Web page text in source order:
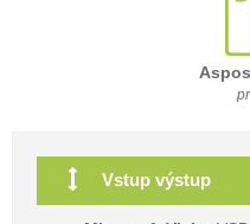
Vstup výstup